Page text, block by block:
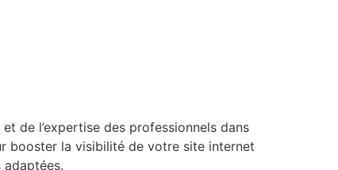
de l’expertise des professionnels dans
booster la visibilité de votre site internet